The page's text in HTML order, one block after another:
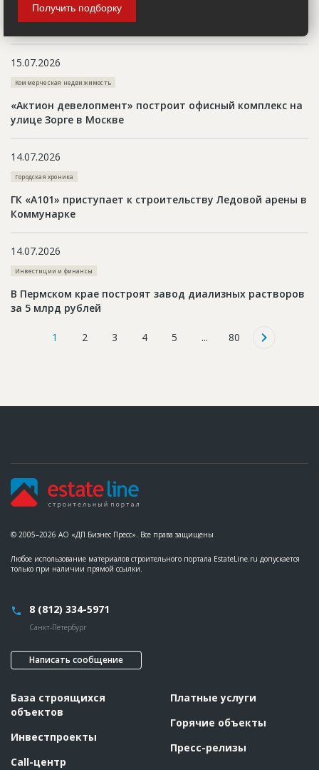
РВБ строит распредцентр площадью почти 130 тыс. кв.
м в Солнечногорске
15.07.2026
Коммерческая недвижимость
«Актион девелопмент» построит офисный комплекс на
улице Зорге в Москве
14.07.2026
Городская хроника
ГК «А101» приступает к строительству Ледовой арены в
Коммунарке
14.07.2026
Инвестиции и финансы
В Пермском крае построят завод диализных растворов
за 5 млрд рублей
1 2 3 4 5 ... 80
© 2005–2026 АО «ДП Бизнес Пресс». Все права защищены
Любое использование материалов строительного портала EstateLine.ru допускается
только при наличии прямой ссылки.
8 (812) 334-5971
Санкт-Петербург
Написать сообщение
База строящихся
объектов
Инвестпроекты
Call-центр
Платные услуги
Горячие объекты
Пресс-релизы
Получить подборку